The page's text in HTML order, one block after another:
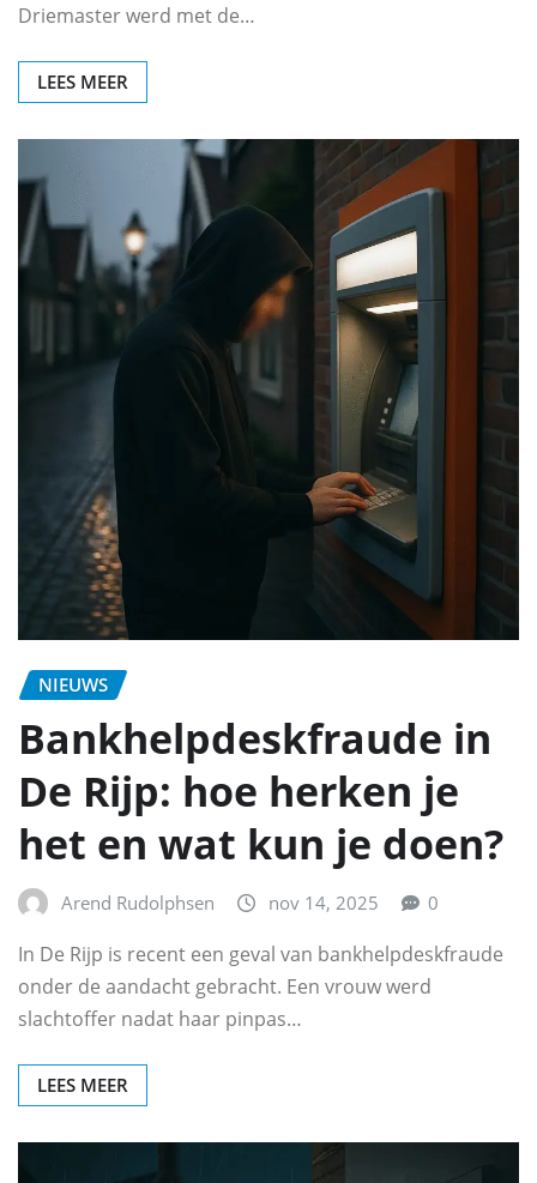
Driemaster werd met de…
LEES MEER
NIEUWS
Bankhelpdeskfraude in
De Rijp: hoe herken je
het en wat kun je doen?
Arend Rudolphsen nov 14, 2025 0
In De Rijp is recent een geval van bankhelpdeskfraude
onder de aandacht gebracht. Een vrouw werd
slachtoffer nadat haar pinpas…
LEES MEER